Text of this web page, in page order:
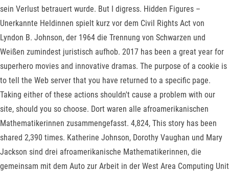
sein Verlust betrauert wurde. But I digress. Hidden Figures –
Unerkannte Heldinnen spielt kurz vor dem Civil Rights Act von
Lyndon B. Johnson, der 1964 die Trennung von Schwarzen und
Weißen zumindest juristisch aufhob. 2017 has been a great year for
superhero movies and innovative dramas. The purpose of a cookie is
to tell the Web server that you have returned to a specific page.
Taking either of these actions shouldn't cause a problem with our
site, should you so choose. Dort waren alle afroamerikanischen
Mathematikerinnen zusammengefasst. 4,824, This story has been
shared 2,390 times. Katherine Johnson, Dorothy Vaughan und Mary
Jackson sind drei afroamerikanische Mathematikerinnen, die
gemeinsam mit dem Auto zur Arbeit in der West Area Computing Unit